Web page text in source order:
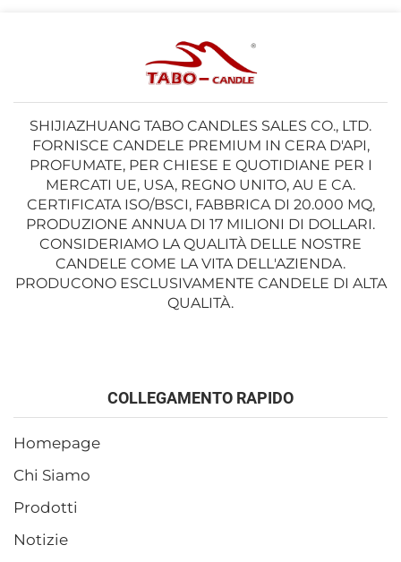
SHIJIAZHUANG TABO CANDLES SALES CO., LTD.
FORNISCE CANDELE PREMIUM IN CERA D'API,
PROFUMATE, PER CHIESE E QUOTIDIANE PER I
MERCATI UE, USA, REGNO UNITO, AU E CA.
CERTIFICATA ISO/BSCI, FABBRICA DI 20.000 MQ,
PRODUZIONE ANNUA DI 17 MILIONI DI DOLLARI.
CONSIDERIAMO LA QUALITÀ DELLE NOSTRE
CANDELE COME LA VITA DELL'AZIENDA.
PRODUCONO ESCLUSIVAMENTE CANDELE DI ALTA
QUALITÀ.
COLLEGAMENTO RAPIDO
Homepage
Chi Siamo
Prodotti
Notizie